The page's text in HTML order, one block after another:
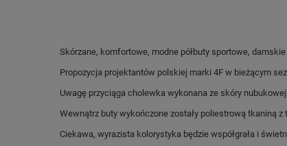
Skórzane, komfortowe, modne półbuty sportowe, damskie
Propozycja projektantów polskiej marki 4F w bieżącym
Uwagę przyciąga cholewka wykonana ze skóry
Wewnątrz buty wykończone zostały poliestrową tkaniną
Ciekawa, wyrazista kolorystyka będzie współgrała i